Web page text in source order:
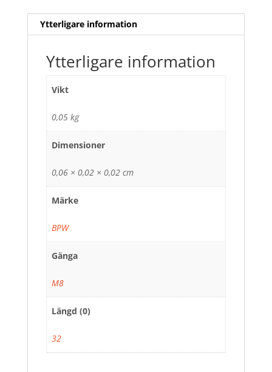
Ytterligare information
Ytterligare information
Vikt
0,05 kg
Dimensioner
0,06 × 0,02 × 0,02 cm
Märke
BPW
Gänga
M8
Längd (0)
32